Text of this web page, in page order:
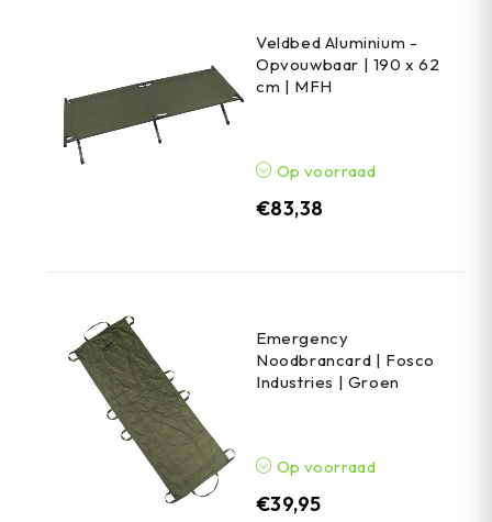
Veldbed Aluminium -
Opvouwbaar | 190 x 62
cm | MFH
Op voorraad
€83,38
Emergency
Noodbrancard | Fosco
Industries | Groen
Op voorraad
€39,95